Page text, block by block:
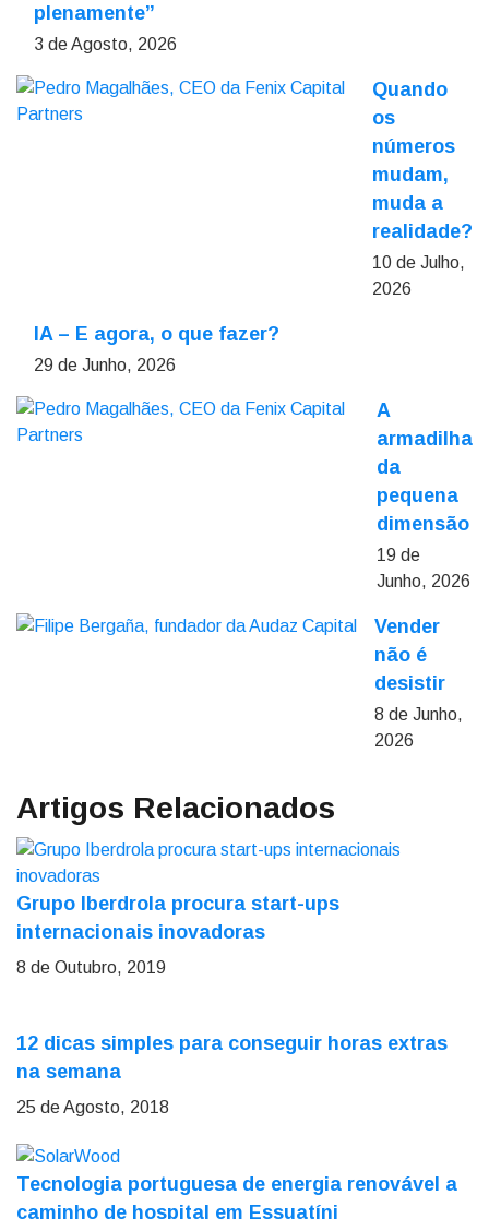
plenamente”
3 de Agosto, 2026
Quando
os
números
mudam,
muda a
realidade?
10 de Julho,
2026
IA – E agora, o que fazer?
29 de Junho, 2026
A
armadilha
da
pequena
dimensão
19 de
Junho, 2026
Vender
não é
desistir
8 de Junho,
2026
Artigos Relacionados
Grupo Iberdrola procura start-ups
internacionais inovadoras
8 de Outubro, 2019
12 dicas simples para conseguir horas extras
na semana
25 de Agosto, 2018
Tecnologia portuguesa de energia renovável a
caminho de hospital em Essuatíni